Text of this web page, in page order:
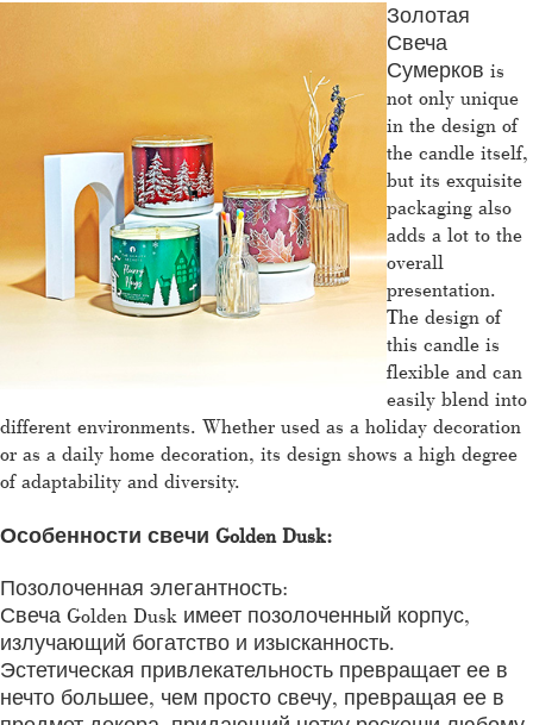
Золотая
Свеча
Сумерков is
not only unique
in the design of
the candle itself,
but its exquisite
packaging also
adds a lot to the
overall
presentation.
The design of
this candle is
flexible and can
easily blend into
different environments. Whether used as a holiday decoration
or as a daily home decoration, its design shows a high degree
of adaptability and diversity.
Особенности свечи Golden Dusk:
Позолоченная элегантность:
Свеча Golden Dusk имеет позолоченный корпус,
излучающий богатство и изысканность.
Эстетическая привлекательность превращает ее в
нечто большее, чем просто свечу, превращая ее в